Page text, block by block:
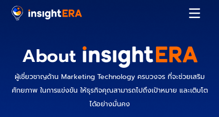
About
ผู้เชี่ยวชาญด้าน Marketing Technology ครบวงจร ที่จะช่วยเสริม
ศักยภาพ ในการแข่งขัน ให้ธุรกิจคุณสามารถไปถึงเป้าหมาย และเติบโต
ได้อย่างมั่นคง